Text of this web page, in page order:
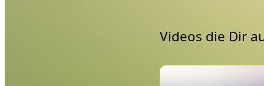
Videos die Dir